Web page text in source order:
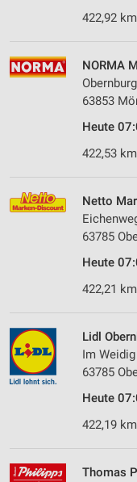
422,92
NORMA
63853
Heute
422,53
Netto
63785
Heute
422,21
Lidl
Im
63785
Heute
422,19
Thomas